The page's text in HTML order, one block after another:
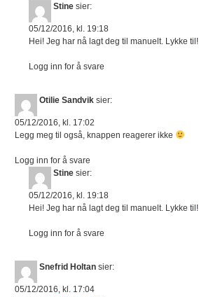
Stine sier:
05/12/2016, kl. 19:18
Hei! Jeg har nå lagt deg til manuelt. Lykke til!
Logg inn for å svare
Otilie Sandvik sier:
05/12/2016, kl. 17:02
Legg meg til også, knappen reagerer ikke
Logg inn for å svare
Stine sier:
05/12/2016, kl. 19:18
Hei! Jeg har nå lagt deg til manuelt. Lykke til!
Logg inn for å svare
Snefrid Holtan sier:
05/12/2016, kl. 17:04